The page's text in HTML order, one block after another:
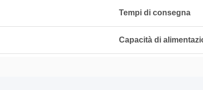
Tempi di consegna
Capacità di